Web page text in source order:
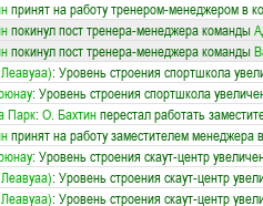
принят на работу тренером-менеджером в
покинул пост тренера-менеджера команды
покинул пост тренера-менеджера команды
: Уровень строения спортшкола
: Уровень строения спортшкола
Парк: О. Бахтинперестал работать
принят на работу заместителем менеджера
: Уровень строения скаут-центр
: Уровень строения скаут-центр
: Уровень строения скаут-центр